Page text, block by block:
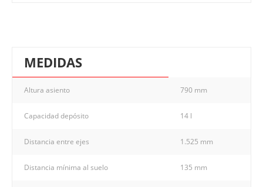
MEDIDAS
Altura asiento 790 mm
Capacidad depósito 14 l
Distancia entre ejes 1.525 mm
Distancia mínima al suelo 135 mm